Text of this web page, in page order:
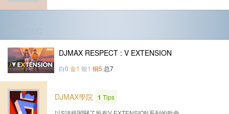
DJMAX RESPECT : V EXTENSION
白0 金1 银1 铜5 总7
DJMAX學院 1 Tips